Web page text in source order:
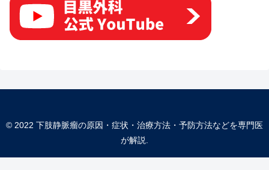
© 2022 下肢静脈瘤の原因・症状・治療方法・予防方法などを専門医
が解説.